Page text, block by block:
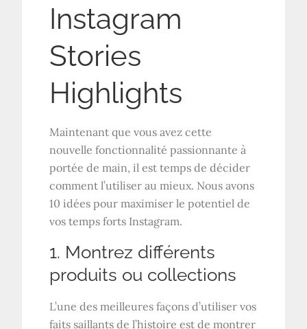
Instagram
Stories
Highlights
Maintenant que vous avez cette
nouvelle fonctionnalité passionnante à
portée de main, il est temps de décider
comment l’utiliser au mieux. Nous avons
10 idées pour maximiser le potentiel de
vos temps forts Instagram.
1. Montrez différents
produits ou collections
L’une des meilleures façons d’utiliser vos
faits saillants de l’histoire est de montrer